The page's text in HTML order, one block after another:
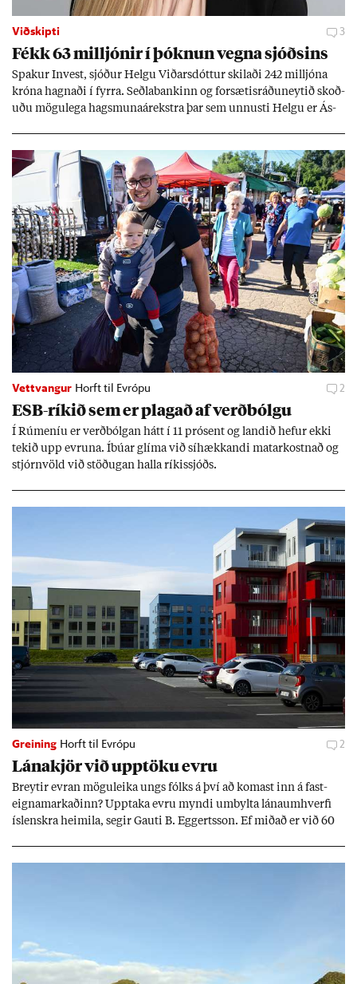
Viðskipti 3
Fékk 63 millj­ón­ir í þókn­un vegna sjóðs­ins
Spak­ur In­vest, sjóð­ur Helgu Við­ars­dótt­ur skil­aði 242 millj­óna
króna hagn­aði í fyrra. Seðla­bank­inn og for­sæt­is­ráðu­neyt­ið skoð­
uðu mögu­lega hags­muna­árekstra þar sem unnusti Helgu er Ás­
Vettvangur Horft til Evrópu 2
ESB-rík­ið sem er plag­að af verð­bólgu
Í Rúm­en­íu er verð­bólg­an hátt í 11 pró­sent og land­ið hef­ur ekki
tek­ið upp evr­una. Íbú­ar glíma við sí­hækk­andi mat­ar­kostn­að og
stjórn­völd við stöð­ug­an halla rík­is­sjóðs.
Greining Horft til Evrópu 2
Lána­kjör við upp­töku evru
Breyt­ir evr­an mögu­leika ungs fólks á því að kom­ast inn á fast­
eigna­mark­að­inn? Upp­taka evru myndi um­bylta lánaum­hverfi
ís­lenskra heim­ila, seg­ir Gauti B. Eggerts­son. Ef mið­að er við 60